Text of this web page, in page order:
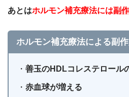
あとはホルモン補充療法には副
ホルモン補充療法による副作
・善玉のHDLコレステロール
・赤血球が増える